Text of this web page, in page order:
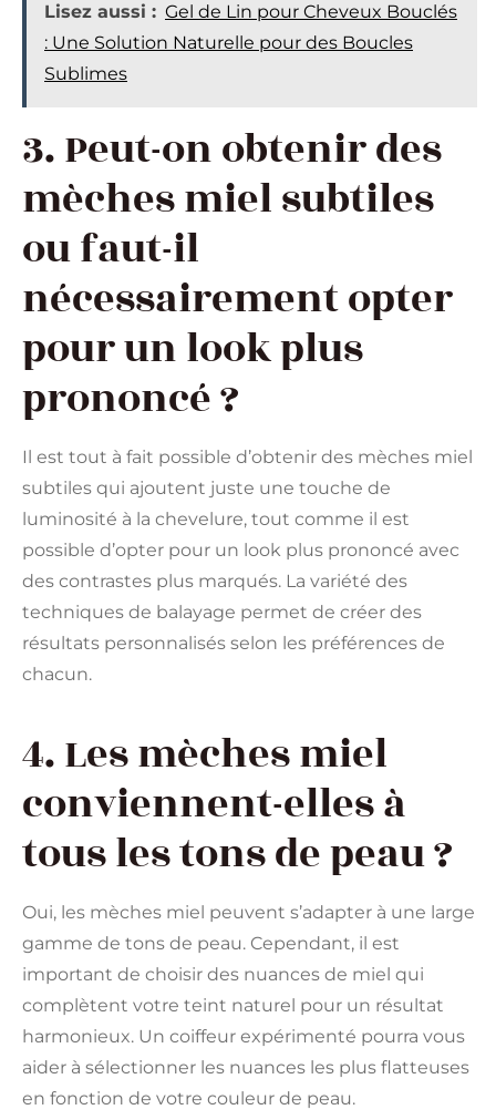
Lisez aussi : Gel de Lin pour Cheveux Bouclés
: Une Solution Naturelle pour des Boucles
Sublimes
3. Peut-on obtenir des
mèches miel subtiles
ou faut-il
nécessairement opter
pour un look plus
prononcé ?
Il est tout à fait possible d’obtenir des mèches miel
subtiles qui ajoutent juste une touche de
luminosité à la chevelure, tout comme il est
possible d’opter pour un look plus prononcé avec
des contrastes plus marqués. La variété des
techniques de balayage permet de créer des
résultats personnalisés selon les préférences de
chacun.
4. Les mèches miel
conviennent-elles à
tous les tons de peau ?
Oui, les mèches miel peuvent s’adapter à une large
gamme de tons de peau. Cependant, il est
important de choisir des nuances de miel qui
complètent votre teint naturel pour un résultat
harmonieux. Un coiffeur expérimenté pourra vous
aider à sélectionner les nuances les plus flatteuses
en fonction de votre couleur de peau.